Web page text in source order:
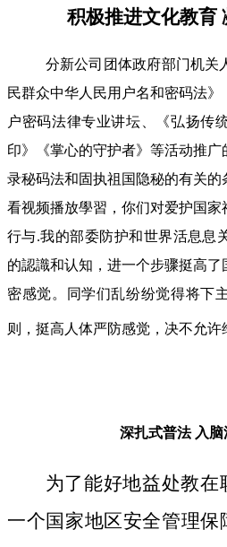
积极推进文化教育
分新公司团体政府部门机关
民群众中华人民用户名和密码法
户密码法律专业讲坛、《弘扬传
印》《掌心的守护者》等活动推
录秘码法和固执祖国隐秘的有关
看视频播放學習，你们对爱护国
行与.我的部委防护和世界活息息
的認識和认知，进一个步骤挺高
密感觉。同学们乱纷纷觉得将下
则，挺高人体严防感觉，决不允许
深扎式普法 入
为了能好地益处教
一个国家地区安全管理保